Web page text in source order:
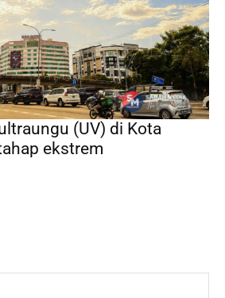
(UV) di Kota
ekstrem